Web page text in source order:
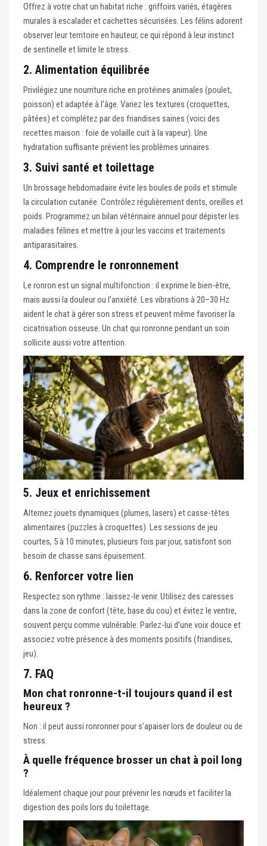
Offrez à votre chat un habitat riche : griffoirs variés, étagères
murales à escalader et cachettes sécurisées. Les félins adorent
observer leur territoire en hauteur, ce qui répond à leur instinct
de sentinelle et limite le stress.
2. Alimentation équilibrée
Privilégiez une nourriture riche en protéines animales (poulet,
poisson) et adaptée à l’âge. Variez les textures (croquettes,
pâtées) et complétez par des friandises saines (voici des
recettes maison : foie de volaille cuit à la vapeur). Une
hydratation suffisante prévient les problèmes urinaires.
3. Suivi santé et toilettage
Un brossage hebdomadaire évite les boules de poils et stimule
la circulation cutanée. Contrôlez régulièrement dents, oreilles et
poids. Programmez un bilan vétérinaire annuel pour dépister les
maladies félines et mettre à jour les vaccins et traitements
antiparasitaires.
4. Comprendre le ronronnement
Le ronron est un signal multifonction : il exprime le bien-être,
mais aussi la douleur ou l’anxiété. Les vibrations à 20–30 Hz
aident le chat à gérer son stress et peuvent même favoriser la
cicatrisation osseuse. Un chat qui ronronne pendant un soin
sollicite aussi votre attention.
5. Jeux et enrichissement
Alternez jouets dynamiques (plumes, lasers) et casse-têtes
alimentaires (puzzles à croquettes). Les sessions de jeu
courtes, 5 à 10 minutes, plusieurs fois par jour, satisfont son
besoin de chasse sans épuisement.
6. Renforcer votre lien
Respectez son rythme : laissez-le venir. Utilisez des caresses
dans la zone de confort (tête, base du cou) et évitez le ventre,
souvent perçu comme vulnérable. Parlez-lui d’une voix douce et
associez votre présence à des moments positifs (friandises,
jeu).
7. FAQ
Mon chat ronronne-t-il toujours quand il est
heureux ?
Non : il peut aussi ronronner pour s’apaiser lors de douleur ou de
stress.
À quelle fréquence brosser un chat à poil long
?
Idéalement chaque jour pour prévenir les nœuds et faciliter la
digestion des poils lors du toilettage.